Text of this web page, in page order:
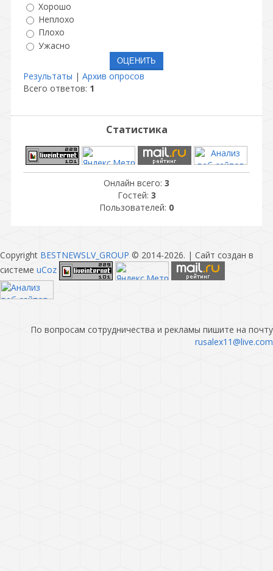
Хорошо
Неплохо
Плохо
Ужасно
Результаты | Архив опросов
Всего ответов: 1
Статистика
Онлайн всего: 3
Гостей: 3
Пользователей: 0
Copyright BESTNEWSLV_GROUP © 2014-2026. | Сайт создан в
системе uCoz
По вопросам сотрудничества и рекламы пишите на почту
rusalex11@live.com